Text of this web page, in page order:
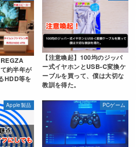
約半年が
HDD等を
【注意喚起】100均のジッパ
ー式イヤホンとUSB-C変換ケ
ーブルを買って、僕は大切な
教訓を得た。
Apple製品 PCゲーム